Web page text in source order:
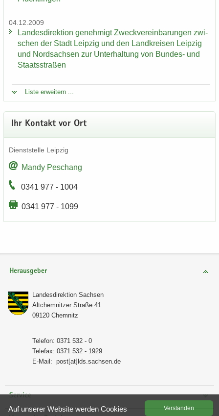
04.12.2009
Lan­des­di­rek­ti­on ge­neh­migt Zweck­ver­ein­ba­run­gen zwi­
schen der Stadt Leip­zig und den Land­krei­sen Leip­zig
und Nord­sach­sen zur Un­ter­hal­tung von Bundes-​ und
Staats­stra­ßen
Liste er­wei­tern ...
Ihr Kon­takt vor Ort
Dienst­stel­le Leip­zig
Mandy Peschang
0341 977 - 1004
0341 977 - 1099
Herausgeber
Lan­des­di­rek­ti­on Sach­sen
Alt­chem­nit­zer Stra­ße 41
09120 Chem­nitz
Te­le­fon: 0371 532 - 0
Te­le­fax: 0371 532 - 1929
E-​Mail: post[at]lds.sach­sen.de
Service
Ver­stan­den
Auf un­se­rer Web­site wer­den Coo­kies